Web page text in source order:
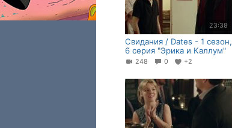
23:38
Свидания / Dates - 1 сезон,
6 серия "Эрика и Каллум"
248 0 +2